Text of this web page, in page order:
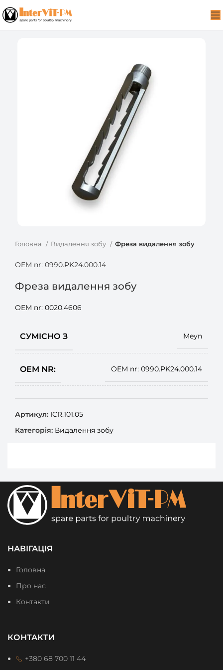
Головна Видалення зобу Фреза видалення зобу
OEM nr: 0990.PK24.000.14
Фреза видалення зобу
OEM nr: 0020.4606
СУМІСНО З Meyn
OEM NR: OEM nr: 0990.PK24.000.14
Артикул: ICR.101.05
Категорія: Видалення зобу
НАВІГАЦІЯ
Головна
Про нас
Контакти
КОНТАКТИ
+380 68 700 11 44